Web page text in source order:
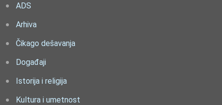
ADS
Arhiva
Čikago dešavanja
Događaji
Istorija i religija
Kultura i umetnost